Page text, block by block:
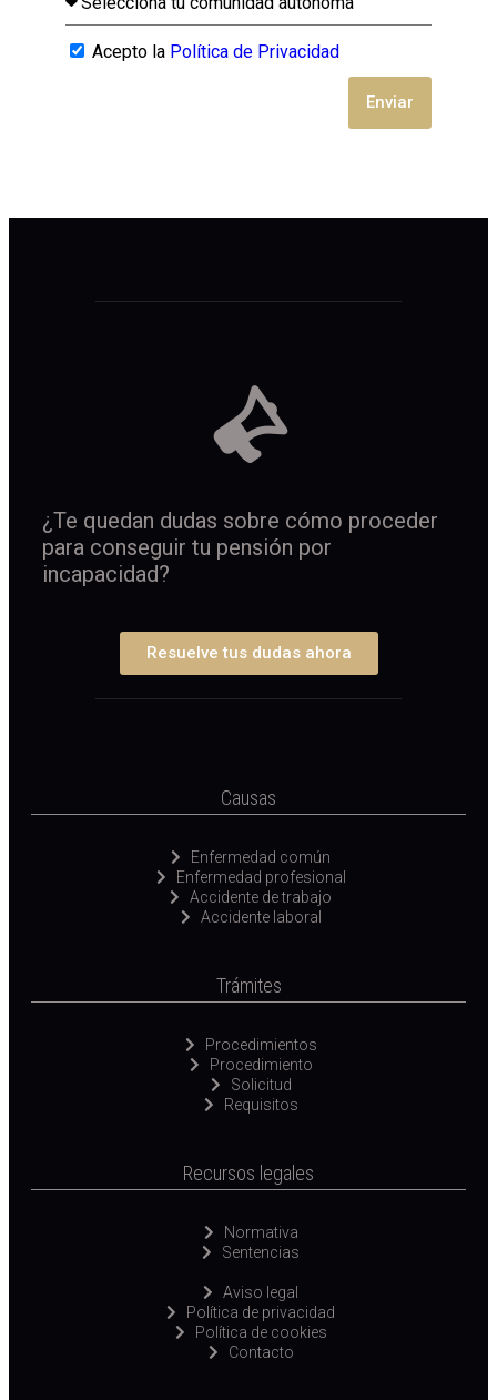
Acepto la Política de Privacidad
Enviar
¿Te quedan dudas sobre cómo proceder
para conseguir tu pensión por
incapacidad?
Resuelve tus dudas ahora
Causas
Enfermedad común
Enfermedad profesional
Accidente de trabajo
Accidente laboral
Trámites
Procedimientos
Procedimiento
Solicitud
Requisitos
Recursos legales
Normativa
Sentencias
Aviso legal
Política de privacidad
Política de cookies
Contacto